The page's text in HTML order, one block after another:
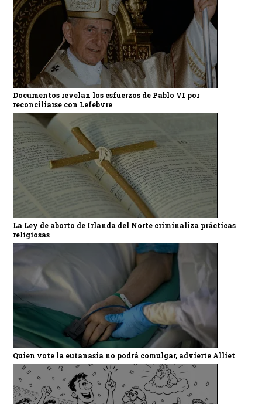
Documentos revelan los esfuerzos de Pablo VI por
reconciliarse con Lefebvre
La Ley de aborto de Irlanda del Norte criminaliza prácticas
religiosas
Quien vote la eutanasia no podrá comulgar, advierte Alliet